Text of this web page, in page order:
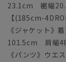
23.1cm 裾幅
【(185cm-
《ジャケット
101.5cm 肩幅
《パンツ》ウ